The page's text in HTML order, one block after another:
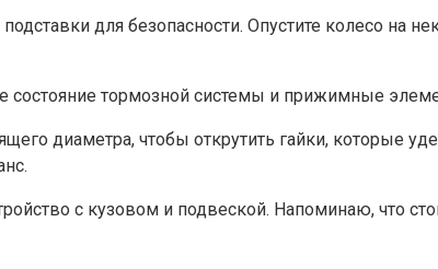
для безопасности. Опустите колесо на
состояние тормозной системы и прижимные
диаметра, чтобы открутить гайки, которые
с кузовом и подвеской. Напоминаю, что